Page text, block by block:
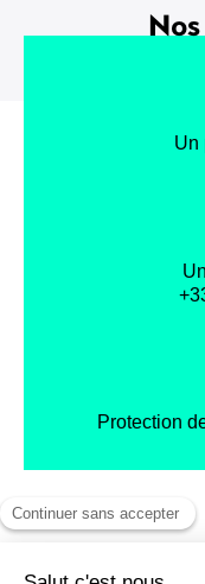
Un
Protection